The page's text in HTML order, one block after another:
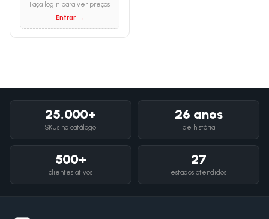
Faça login para ver preços
Entrar →
25.000+
SKUs no catálogo
26 anos
de história
500+
clientes ativos
27
estados atendidos